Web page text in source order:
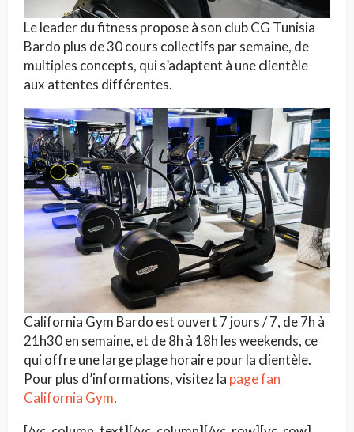
Le leader du fitness propose à son club CG Tunisia
Bardo plus de 30 cours collectifs par semaine, de
multiples concepts, qui s’adaptent à une clientèle
aux attentes différentes.
California Gym Bardo est ouvert 7 jours / 7, de 7h à
21h30 en semaine, et de 8h à 18h les weekends, ce
qui offre une large plage horaire pour la clientèle.
Pour plus d’informations, visitez la page fan
California Gym.